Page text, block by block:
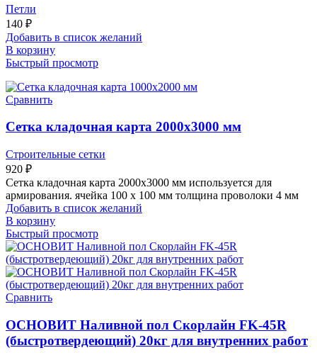
Петли
140 ₽
Добавить в список желаний
В корзину
Быстрый просмотр
Сравнить
Сетка кладочная карта 2000х3000 мм
Строительные сетки
920 ₽
Сетка кладочная карта 2000х3000 мм используется для
армирования. ячейка 100 х 100 мм толщина проволоки 4 мм
Добавить в список желаний
В корзину
Быстрый просмотр
Сравнить
ОСНОВИТ Наливной пол Скорлайн FK-45R
(быстротвердеющий) 20кг для внутренних работ